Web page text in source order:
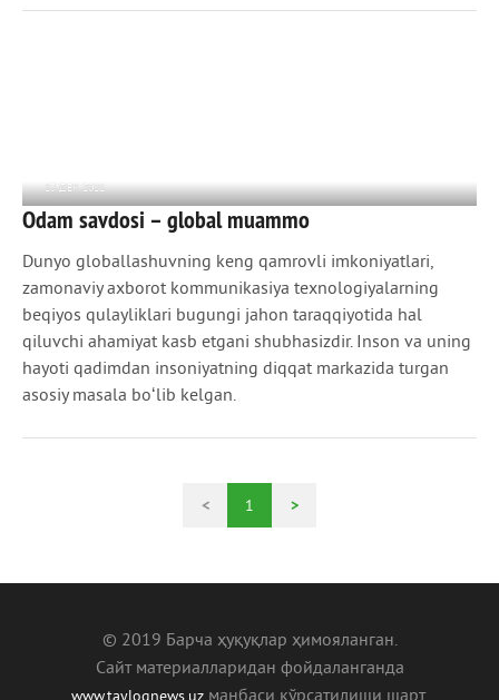
15 ДЕК 2021
1 107 0
Odam savdosi – global muammo
Dunyo globallashuvning keng qamrovli imkoniyatlari,
zamonaviy axborot kommunikasiya texnologiyalarning
beqiyos qulayliklari bugungi jahon taraqqiyotida hal
qiluvchi ahamiyat kasb etgani shubhasizdir. Inson va uning
hayoti qadimdan insoniyatning diqqat markazida turgan
asosiy masala boʻlib kelgan.
< 1 >
© 2019 Барча ҳуқуқлар ҳимояланган.
Сайт материалларидан фойдаланганда